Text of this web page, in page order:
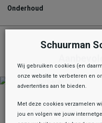
Onderhoud
Charm London
Damestassen
Schuurman
Wij gebruiken cookies (en
onze website te verbeteren en
advertenties aan te bieden.
Met deze cookies verzamelen
jou en volgen we jouw